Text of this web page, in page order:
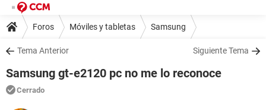
Foros Móviles y tabletas Samsung
Tema Anterior Siguiente Tema
Samsung gt-e2120 pc no me lo reconoce
Cerrado